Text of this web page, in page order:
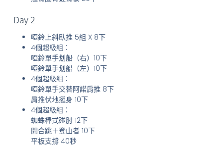
Day 2
啞鈴上斜臥推 5組 X 8下
4個超級組：
啞鈴單手划船（右）10下
啞鈴單手划船（左）10下
4個超級組：
啞鈴單手交替阿諾肩推 8下
肩推伏地挺身 10下
4個超級組：
蜘蛛棒式碰肘 12下
開合跳＋登山者 10下
平板支撐 40秒